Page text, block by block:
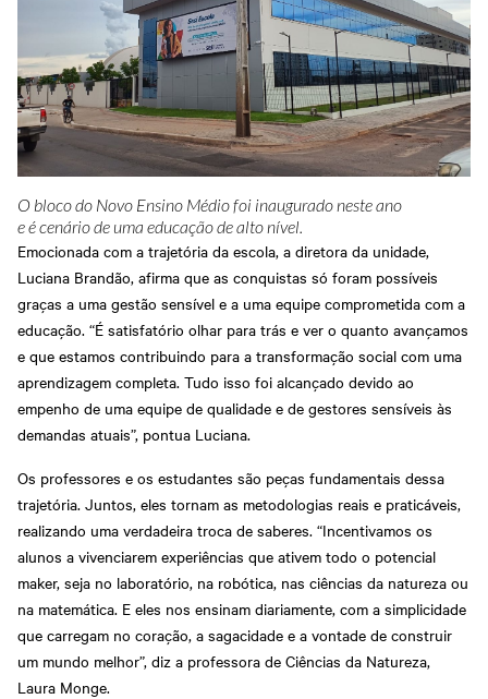
O bloco do Novo Ensino Médio foi inaugurado neste ano
e é cenário de uma educação de alto nível.
Emocionada com a trajetória da escola, a diretora da unidade,
Luciana Brandão, afirma que as conquistas só foram possíveis
graças a uma gestão sensível e a uma equipe comprometida com a
educação. “É satisfatório olhar para trás e ver o quanto avançamos
e que estamos contribuindo para a transformação social com uma
aprendizagem completa. Tudo isso foi alcançado devido ao
empenho de uma equipe de qualidade e de gestores sensíveis às
demandas atuais”, pontua Luciana.
Os professores e os estudantes são peças fundamentais dessa
trajetória. Juntos, eles tornam as metodologias reais e praticáveis,
realizando uma verdadeira troca de saberes. “Incentivamos os
alunos a vivenciarem experiências que ativem todo o potencial
maker, seja no laboratório, na robótica, nas ciências da natureza ou
na matemática. E eles nos ensinam diariamente, com a simplicidade
que carregam no coração, a sagacidade e a vontade de construir
um mundo melhor”, diz a professora de Ciências da Natureza,
Laura Monge.